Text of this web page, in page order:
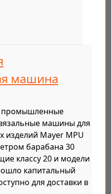
машина
промышленные
машины для
изделий Mayer MPU
барабана 30
классу 20 и модели
капитальный
для доставки в